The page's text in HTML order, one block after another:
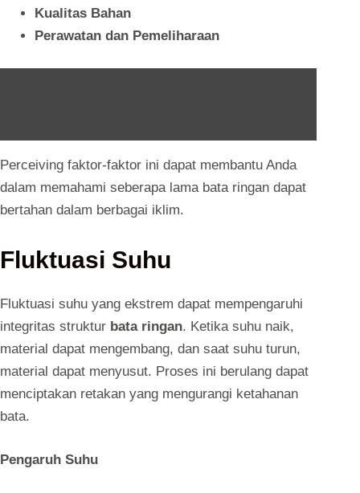
Kualitas Bahan
Perawatan dan Pemeliharaan
Perceiving faktor-faktor ini dapat membantu Anda
dalam memahami seberapa lama bata ringan dapat
bertahan dalam berbagai iklim.
Fluktuasi Suhu
Fluktuasi suhu yang ekstrem dapat mempengaruhi
integritas struktur bata ringan. Ketika suhu naik,
material dapat mengembang, dan saat suhu turun,
material dapat menyusut. Proses ini berulang dapat
menciptakan retakan yang mengurangi ketahanan
bata.
Pengaruh Suhu